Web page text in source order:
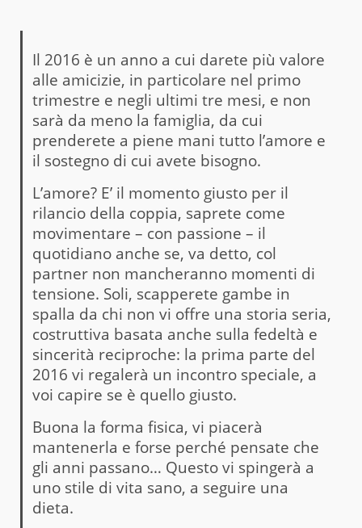
Il 2016 è un anno a cui darete più valore
alle amicizie, in particolare nel primo
trimestre e negli ultimi tre mesi, e non
sarà da meno la famiglia, da cui
prenderete a piene mani tutto l’amore e
il sostegno di cui avete bisogno.
L’amore? E’ il momento giusto per il
rilancio della coppia, saprete come
movimentare – con passione – il
quotidiano anche se, va detto, col
partner non mancheranno momenti di
tensione. Soli, scapperete gambe in
spalla da chi non vi offre una storia seria,
costruttiva basata anche sulla fedeltà e
sincerità reciproche: la prima parte del
2016 vi regalerà un incontro speciale, a
voi capire se è quello giusto.
Buona la forma fisica, vi piacerà
mantenerla e forse perché pensate che
gli anni passano… Questo vi spingerà a
uno stile di vita sano, a seguire una
dieta.